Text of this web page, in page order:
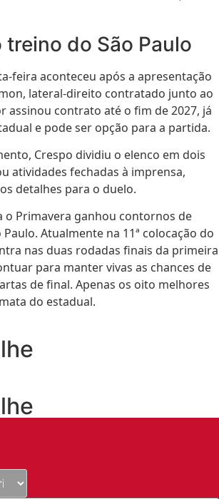
treino do São Paulo
feira aconteceu após a apresentação
lateral-direito contratado junto ao
assinou contrato até o fim de 2027, já
e pode ser opção para a partida.
Crespo dividiu o elenco em dois
atividades fechadas à imprensa,
detalhes para o duelo.
o Primavera ganhou contornos de
Atualmente na 11ª colocação do
nas duas rodadas finais da primeira
para manter vivas as chances de
de final. Apenas os oito melhores
do estadual.